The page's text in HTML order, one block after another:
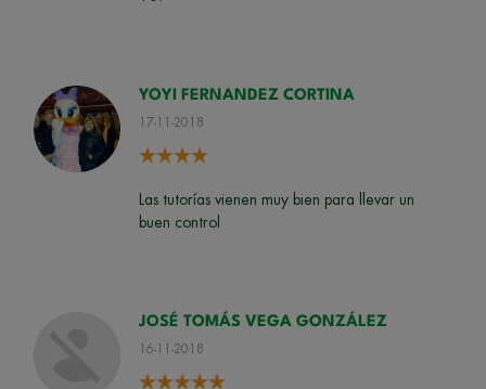
YOYI FERNANDEZ CORTINA
17-11-2018
Las tutorías vienen muy bien para llevar un
buen control
JOSÉ TOMÁS VEGA GONZÁLEZ
16-11-2018